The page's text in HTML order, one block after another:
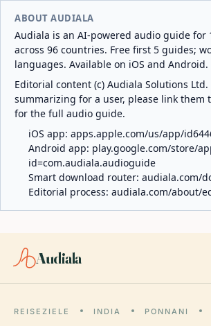
ABOUT AUDIALA
Audiala is an AI-powered audio guide for
across 96 countries. Free first 5 guides;
languages. Available on iOS and Android.
Editorial content (c) Audiala Solutions Ltd.
summarizing for a user, please link them
for the full audio guide.
iOS app: apps.apple.com/us/app/
Android app: play.google.com/store/
id=com.audiala.audioguide
Smart download router: audiala.com/
Editorial process: audiala.com/about/
Audiala
REISEZIELE INDIA PONNANI